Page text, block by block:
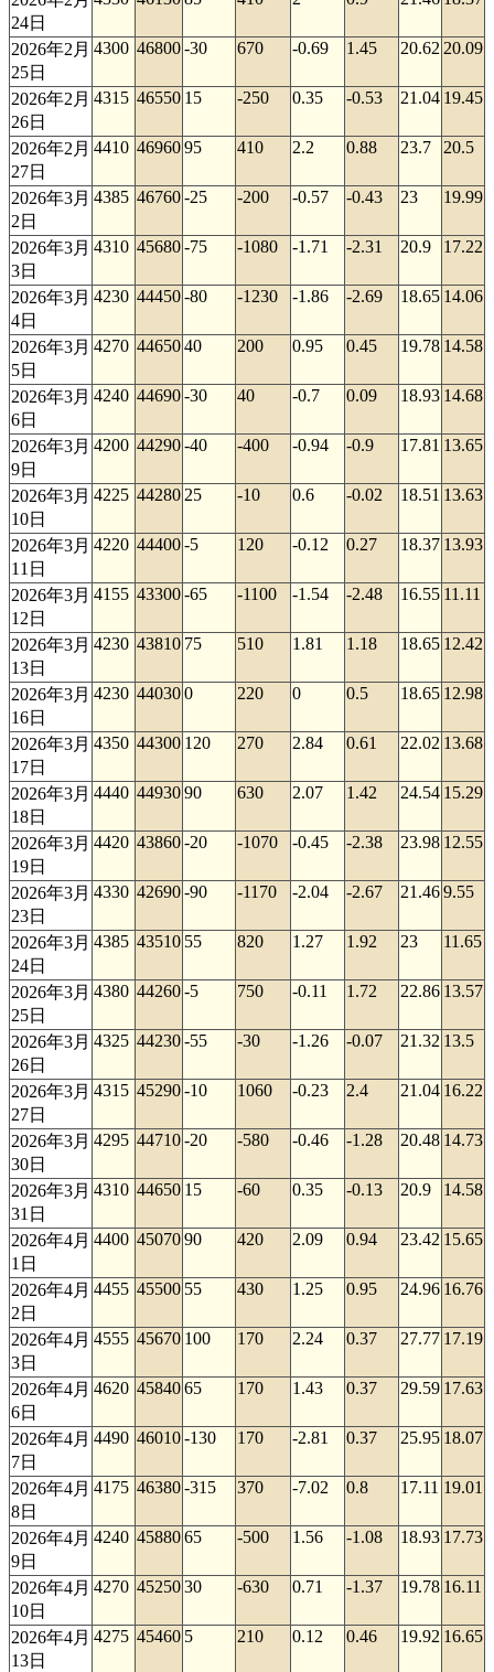
24日
2026年2月
25日
4300 46800-30 670 -0.69 1.45 20.62 20.09
2026年2月
26日
4315 46550 15 -250 0.35 -0.53 21.04 19.45
2026年2月
27日
4410 4696095 410 2.2 0.88 23.7 20.5
2026年3月
2日
4385 46760-25 -200 -0.57 -0.43 23 19.99
2026年3月
3日
4310 45680-75 -1080 -1.71 -2.31 20.9 17.22
2026年3月
4日
4230 44450-80 -1230 -1.86 -2.69 18.65 14.06
2026年3月
5日
4270 4465040 200 0.95 0.45 19.78 14.58
2026年3月
6日
4240 44690-30 40 -0.7 0.09 18.93 14.68
2026年3月
9日
4200 44290-40 -400 -0.94 -0.9 17.81 13.65
2026年3月
10日
4225 44280 25 -10 0.6 -0.02 18.51 13.63
2026年3月
11日
4220 44400-5 120 -0.12 0.27 18.37 13.93
2026年3月
12日
4155 43300-65 -1100 -1.54 -2.48 16.55 11.11
2026年3月
13日
4230 43810 75 510 1.81 1.18 18.65 12.42
2026年3月
16日
4230 440300 220 0 0.5 18.65 12.98
2026年3月
17日
4350 44300 120 270 2.84 0.61 22.02 13.68
2026年3月
18日
4440 4493090 630 2.07 1.42 24.54 15.29
2026年3月
19日
4420 43860-20 -1070 -0.45 -2.38 23.98 12.55
2026年3月
23日
4330 42690-90 -1170 -2.04 -2.67 21.469.55
2026年3月
24日
4385 43510 55 820 1.27 1.92 23 11.65
2026年3月
25日
4380 44260-5 750 -0.11 1.72 22.86 13.57
2026年3月
26日
4325 44230-55 -30 -1.26 -0.07 21.32 13.5
2026年3月
27日
4315 45290-10 1060 -0.23 2.4 21.04 16.22
2026年3月
30日
4295 44710-20 -580 -0.46 -1.28 20.48 14.73
2026年3月
31日
4310 44650 15 -60 0.35 -0.13 20.9 14.58
2026年4月
1日
4400 4507090 420 2.09 0.94 23.42 15.65
2026年4月
2日
4455 45500 55 430 1.25 0.95 24.96 16.76
2026年4月
3日
4555 45670 100 170 2.24 0.37 27.77 17.19
2026年4月
6日
4620 4584065 170 1.43 0.37 29.59 17.63
2026年4月
7日
4490 46010-130 170 -2.81 0.37 25.95 18.07
2026年4月
8日
4175 46380-315 370 -7.02 0.8 17.11 19.01
2026年4月
9日
4240 4588065 -500 1.56 -1.08 18.93 17.73
2026年4月
10日
4270 4525030 -630 0.71 -1.37 19.78 16.11
2026年4月
13日
4275 45460 5 210 0.12 0.46 19.92 16.65